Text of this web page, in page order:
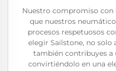
Nuestro compromiso
que nuestros
procesos respetuosos
elegir Sailstone, no solo
también contribuyes a
convirtiéndolo en una